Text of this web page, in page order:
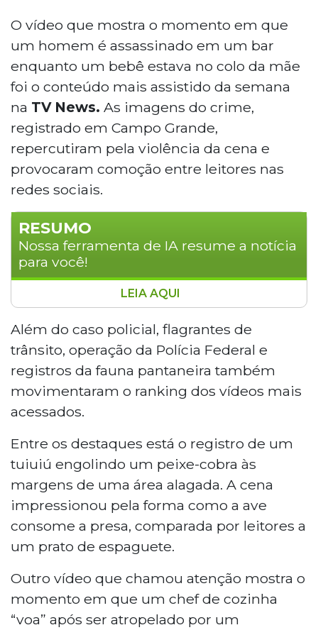
O vídeo que mostra o momento em que
um homem é assassinado em um bar
enquanto um bebê estava no colo da mãe
foi o conteúdo mais assistido da semana
na TV News. As imagens do crime,
registrado em Campo Grande,
repercutiram pela violência da cena e
provocaram comoção entre leitores nas
redes sociais.
RESUMO
Nossa ferramenta de IA resume a notícia
para você!
Vídeo de assassinato em bar de Campo
Grande, com bebê no colo da mãe, foi o
mais assistido da semana na TV News. A
lista inclui ainda um tuiuiú engolindo um
peixe-cobra, um chef atropelado por
motorista sem habilitação, uma operação
da Polícia Federal com prisão e uma briga
LEIA AQUI
Além do caso policial, flagrantes de
trânsito, operação da Polícia Federal e
registros da fauna pantaneira também
movimentaram o ranking dos vídeos mais
acessados.
Entre os destaques está o registro de um
tuiuiú engolindo um peixe-cobra às
margens de uma área alagada. A cena
impressionou pela forma como a ave
consome a presa, comparada por leitores a
um prato de espaguete.
Outro vídeo que chamou atenção mostra o
momento em que um chef de cozinha
“voa” após ser atropelado por um